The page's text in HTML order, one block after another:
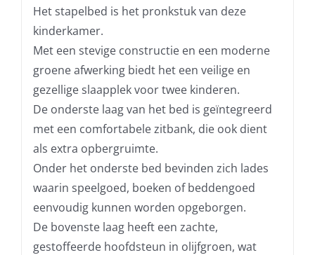
Het stapelbed is het pronkstuk van deze
kinderkamer.
Met een stevige constructie en een moderne
groene afwerking biedt het een veilige en
gezellige slaapplek voor twee kinderen.
De onderste laag van het bed is geïntegreerd
met een comfortabele zitbank, die ook dient
als extra opbergruimte.
Onder het onderste bed bevinden zich lades
waarin speelgoed, boeken of beddengoed
eenvoudig kunnen worden opgeborgen.
De bovenste laag heeft een zachte,
gestoffeerde hoofdsteun in olijfgroen, wat